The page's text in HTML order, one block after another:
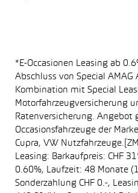
*E-Occasionen Leasing ab
Abschluss von Special AMAG
Kombination mit Special
Motorfahrzeugversicherung
Ratenversicherung.
Occasionsfahrzeuge der
Cupra, VW
Leasing: Barkaufpreis: CHF
0.60%, Laufzeit: 48 Monate
Sonderzahlung CHF 0.-,